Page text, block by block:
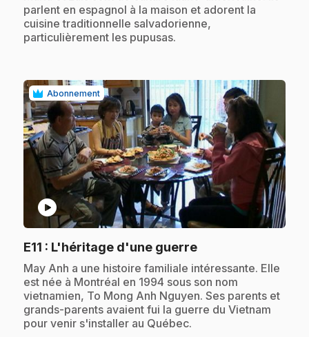
parlent en espagnol à la maison et adorent la
cuisine traditionnelle salvadorienne,
particulièrement les pupusas.
Abonnement
play_circle
E11 : L'héritage d'une guerre.
.May Anh a une histoire familiale intéressante. Elle
est née à Montréal en 1994 sous son nom
vietnamien, To Mong Anh Nguyen. Ses parents et
grands-parents avaient fui la guerre du Vietnam
pour venir s'installer au Québec.